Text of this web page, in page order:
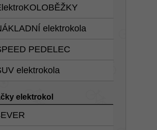
elektrokola
PEDELEC
elektrokola
elektrokol